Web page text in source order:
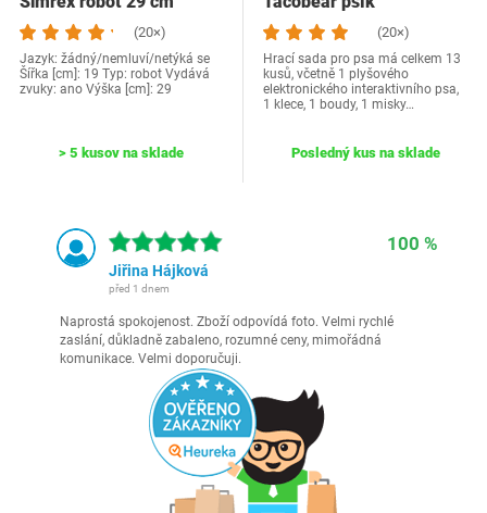
(20×)
Jazyk: žádný/nemluví/netýká se
Šířka [cm]: 19 Typ: robot Vydává
zvuky: ano Výška [cm]: 29
> 5 kusov na sklade
(20×)
Hrací sada pro psa má celkem 13
kusů, včetně 1 plyšového
elektronického interaktivního psa,
1 klece, 1 boudy, 1 misky…
Posledný kus na sklade
100 %
Jiřina Hájková
před 1 dnem
Naprostá spokojenost. Zboží odpovídá foto. Velmi rychlé
zaslání, důkladně zabaleno, rozumné ceny, mimořádná
komunikace. Velmi doporučuji.